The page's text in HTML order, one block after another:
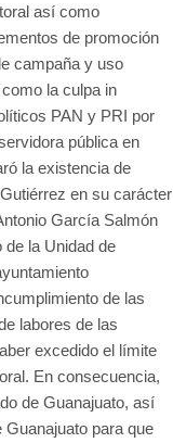
así como
de promoción
campaña y uso
la culpa in
PAN y PRI por
pública en
la existencia de
en su carácter
García Salmón
la Unidad de
de las
labores de las
excedido el límite
En consecuencia,
de Guanajuato, así
para que